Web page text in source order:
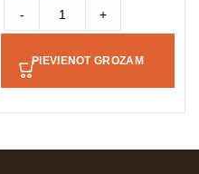
- +
PIEVIENOT GROZAM